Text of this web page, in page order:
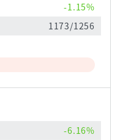
-1.15%
1173/1256
-6.16%